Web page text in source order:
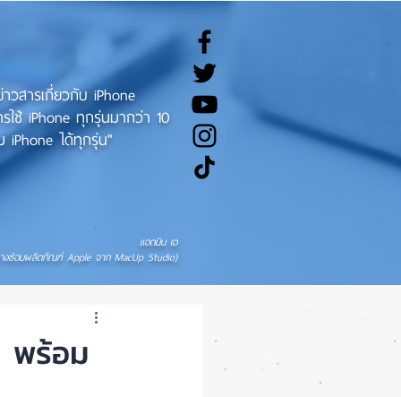
สารเกี่ยวกับ iPhone
ช้ iPhone ทุกรุ่นมากว่า 10
ได้ทุกรุ่น"
แอดมิน เอ
งซ่อมผลิตภัณฑ์ Apple จาก MacUp Studio)
พร้อม